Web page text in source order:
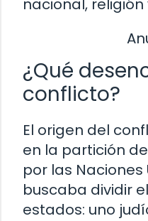
nacional,
¿Qué
conflicto?
El origen del
en la partición
por las Naciones
buscaba dividir
estados: uno